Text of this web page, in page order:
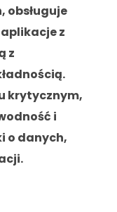
obsługuje
z
z
krytycznym,
i
o danych,